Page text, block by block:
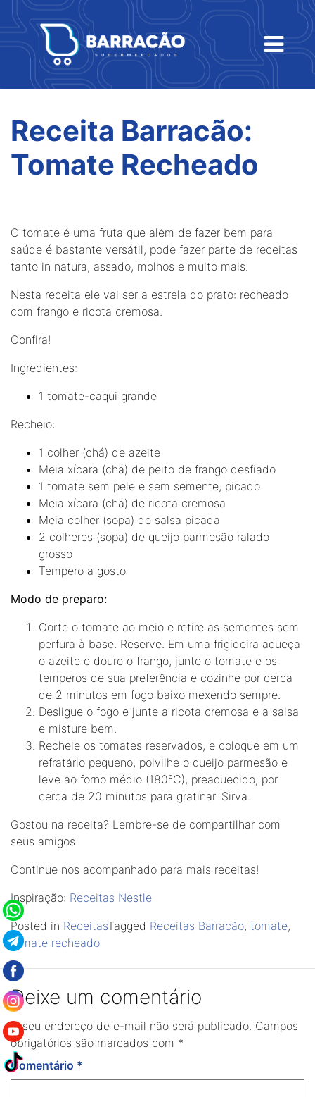
Receita Barracão:
Tomate Recheado
O tomate é uma fruta que além de fazer bem para
saúde é bastante versátil, pode fazer parte de receitas
tanto in natura, assado, molhos e muito mais.
Nesta receita ele vai ser a estrela do prato: recheado
com frango e ricota cremosa.
Confira!
Ingredientes:
1 tomate-caqui grande
Recheio:
1 colher (chá) de azeite
Meia xícara (chá) de peito de frango desfiado
1 tomate sem pele e sem semente, picado
Meia xícara (chá) de ricota cremosa
Meia colher (sopa) de salsa picada
2 colheres (sopa) de queijo parmesão ralado
grosso
Tempero a gosto
Modo de preparo:
Corte o tomate ao meio e retire as sementes sem
perfura à base. Reserve. Em uma frigideira aqueça
o azeite e doure o frango, junte o tomate e os
temperos de sua preferência e cozinhe por cerca
de 2 minutos em fogo baixo mexendo sempre.
Desligue o fogo e junte a ricota cremosa e a salsa
e misture bem.
Recheie os tomates reservados, e coloque em um
refratário pequeno, polvilhe o queijo parmesão e
leve ao forno médio (180°C), preaquecido, por
cerca de 20 minutos para gratinar. Sirva.
Gostou na receita? Lembre-se de compartilhar com
seus amigos.
Continue nos acompanhado para mais receitas!
Inspiração: Receitas Nestle
Posted in ReceitasTagged Receitas Barracão, tomate,
tomate recheado
Deixe um comentário
O seu endereço de e-mail não será publicado. Campos
obrigatórios são marcados com *
Comentário *